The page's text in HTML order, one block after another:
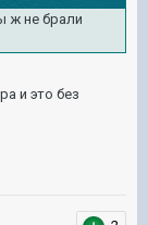
ж не брали
и это без